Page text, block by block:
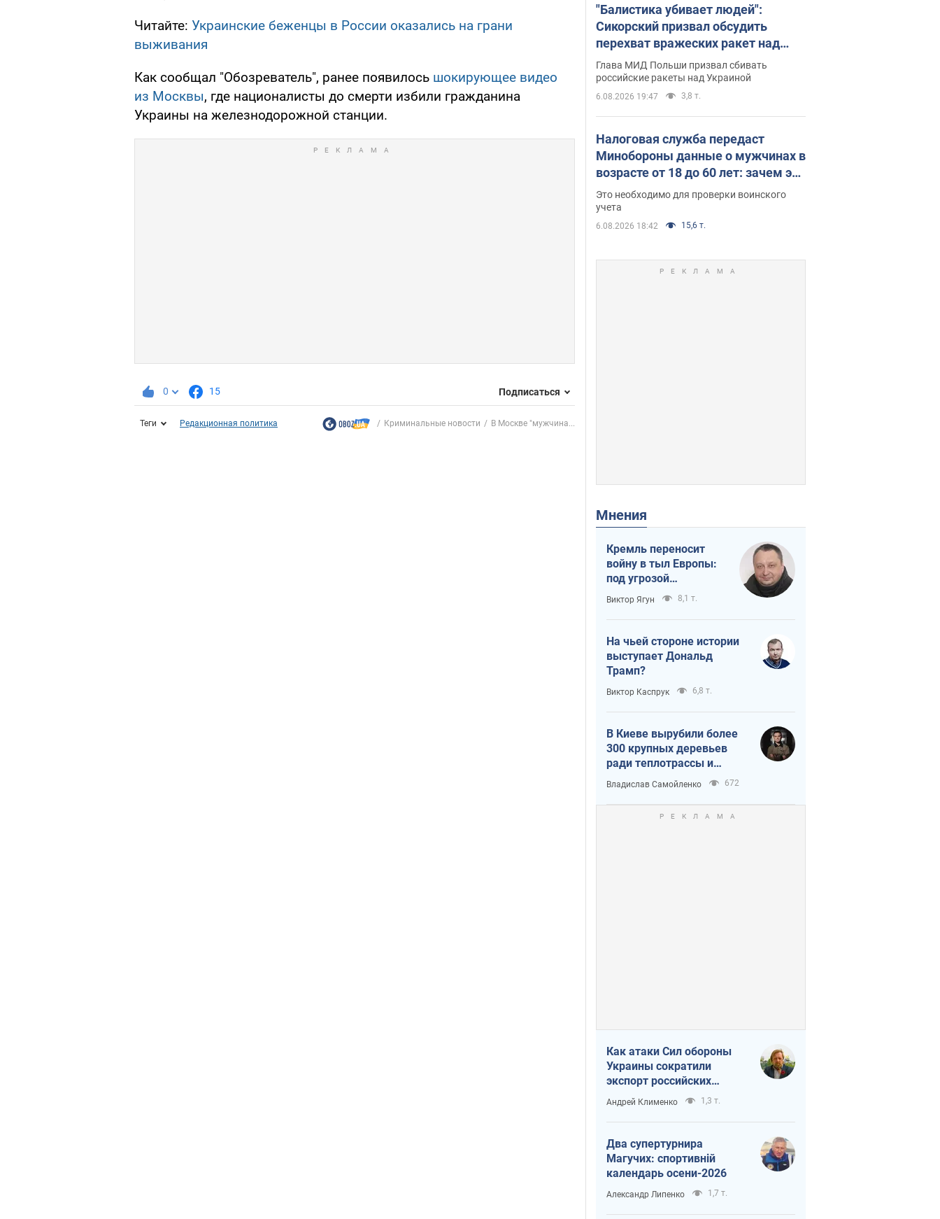
Читайте: Украинские беженцы в России оказались на грани
выживания
Как сообщал "Обозреватель", ранее появилось шокирующее видео
из Москвы, где националисты до смерти избили гражданина
Украины на железнодорожной станции.
0 15 Подписаться
Теги Редакционная политика Криминальные новости В Москве "мужчина...
"Балистика убивает людей":
Сикорский призвал обсудить
перехват вражеских ракет над
Украиной
Глава МИД Польши призвал сбивать
российские ракеты над Украиной
6.08.2026 19:47 3,8 т.
Налоговая служба передаст
Минобороны данные о мужчинах в
возрасте от 18 до 60 лет: зачем это
нужно
Это необходимо для проверки воинского
учета
6.08.2026 18:42 15,6 т.
Мнения
Кремль переносит
войну в тыл Европы:
под угрозой
критическая
логистика
Виктор Ягун 8,1 т.
На чьей стороне истории
выступает Дональд
Трамп?
Виктор Каспрук 6,8 т.
В Киеве вырубили более
300 крупных деревьев
ради теплотрассы и
вопреки Генплану
Владислав Самойленко 672
Как атаки Сил обороны
Украины сократили
экспорт российских
нефтепродуктов
Андрей Клименко 1,3 т.
Два супертурнира
Магучих: спортивній
календарь осени-2026
Александр Липенко 1,7 т.